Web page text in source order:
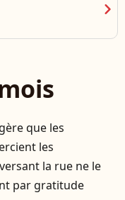
chevron_right
que les
les
la rue ne le
par gratitude